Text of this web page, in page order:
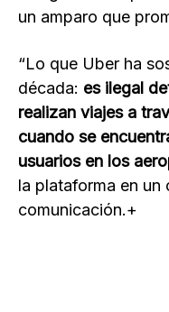
un amparo que
“Lo que Uber ha
década: es ilegal
realizan viajes a
cuando se
usuarios en los
la plataforma en un
comunicación.+